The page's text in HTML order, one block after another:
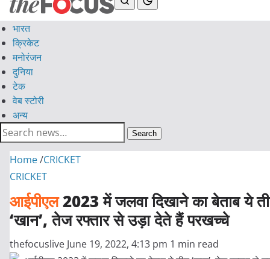
भारत
क्रिकेट
मनोरंजन
दुनिया
टेक
वेब स्टोरी
अन्य
Search
Home/CRICKET
CRICKET
आईपीएल2023 में जलवा दिखाने का बेताब ये
‘खान’, तेज रफ्तार से उड़ा देते हैं परखच्चे
thefocuslive June 19, 2022, 4:13 pm 1 min read